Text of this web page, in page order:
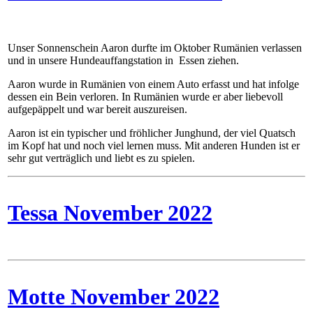
Unser Sonnenschein Aaron durfte im Oktober Rumänien verlassen
und in unsere Hundeauffangstation in Essen ziehen.
Aaron wurde in Rumänien von einem Auto erfasst und hat infolge
dessen ein Bein verloren. In Rumänien wurde er aber liebevoll
aufgepäppelt und war bereit auszureisen.
Aaron ist ein typischer und fröhlicher Junghund, der viel Quatsch
im Kopf hat und noch viel lernen muss. Mit anderen Hunden ist er
sehr gut verträglich und liebt es zu spielen.
Tessa November 2022
Motte November 2022